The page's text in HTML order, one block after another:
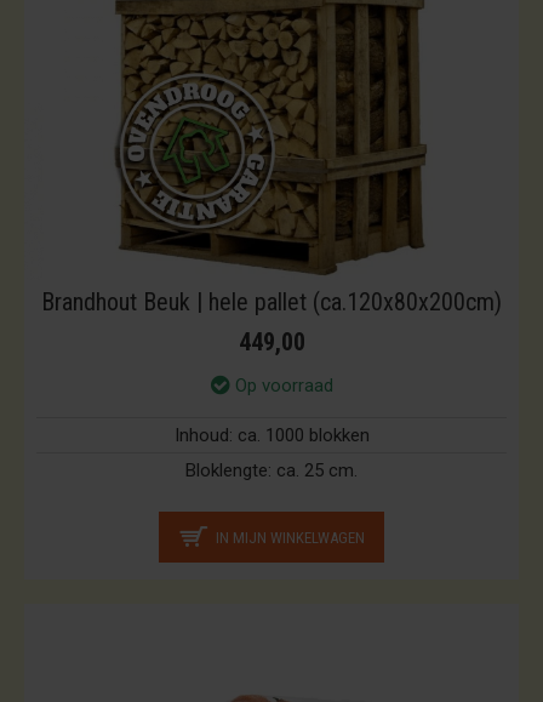
Brandhout Beuk | hele pallet (ca.120x80x200cm)
449,00
Op voorraad
Inhoud: ca. 1000 blokken
Bloklengte: ca. 25 cm.
IN MIJN WINKELWAGEN